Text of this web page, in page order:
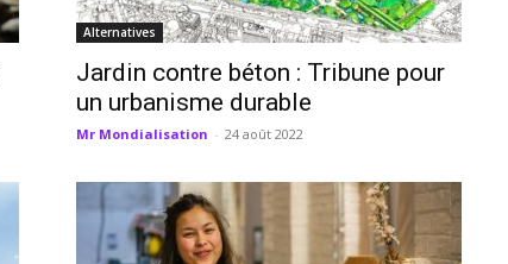
Alternatives
Jardin contre béton : Tribune pour
un urbanisme durable
Mr Mondialisation - 24 août 2022